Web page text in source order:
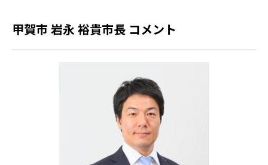
甲賀市 岩永 裕貴市長 コメント